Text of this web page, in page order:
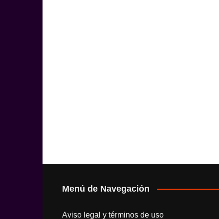
Menú de Navegación
Aviso legal y términos de uso